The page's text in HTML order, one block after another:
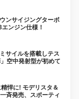
ンサイジングターボ
ンジン仕様！
サイルを搭載しテス
空中発射型が初めて
悍に! モデリスタ＆
斉発売、スポーティ